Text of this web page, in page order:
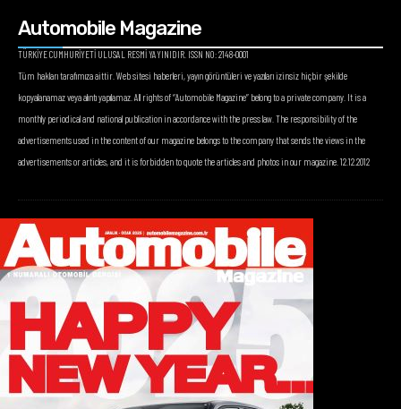
Automobile Magazine
TÜRKİYE CUMHURİYETİ ULUSAL RESMİ YAYINIDIR. ISSN NO: 2148-0001
Tüm hakları tarafımıza aittir. Web sitesi haberleri, yayın görüntüleri ve yazıları izinsiz hiçbir şekilde
kopyalanamaz veya alıntı yapılamaz. All rights of “Automobile Magazine” belong to a private company. It is a
monthly periodical and national publication in accordance with the press law. The responsibility of the
advertisements used in the content of our magazine belongs to the company that sends the views in the
advertisements or articles, and it is forbidden to quote the articles and photos in our magazine. 12.12.2012